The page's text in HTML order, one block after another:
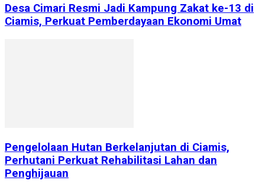
Desa Cimari Resmi Jadi Kampung Zakat ke-13 di
Ciamis, Perkuat Pemberdayaan Ekonomi Umat
Pengelolaan Hutan Berkelanjutan di Ciamis,
Perhutani Perkuat Rehabilitasi Lahan dan
Penghijauan